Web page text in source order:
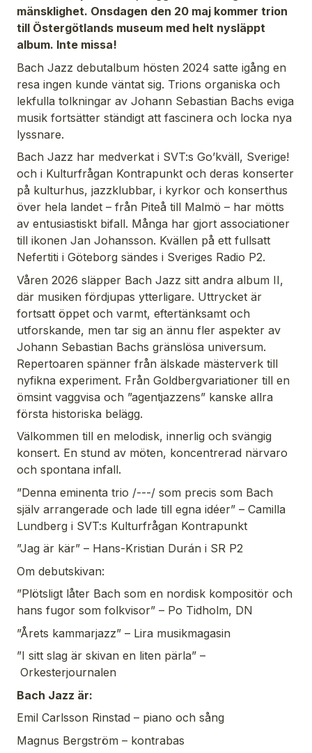
mänsklighet. Onsdagen den 20 maj kommer trion
till Östergötlands museum med helt nysläppt
album. Inte missa!
Bach Jazz debutalbum hösten 2024 satte igång en
resa ingen kunde väntat sig. Trions organiska och
lekfulla tolkningar av Johann Sebastian Bachs eviga
musik fortsätter ständigt att fascinera och locka nya
lyssnare.
Bach Jazz har medverkat i SVT:s Go’kväll, Sverige!
och i Kulturfrågan Kontrapunkt och deras konserter
på kulturhus, jazzklubbar, i kyrkor och konserthus
över hela landet – från Piteå till Malmö – har mötts
av entusiastiskt bifall. Många har gjort associationer
till ikonen Jan Johansson. Kvällen på ett fullsatt
Nefertiti i Göteborg sändes i Sveriges Radio P2.
Våren 2026 släpper Bach Jazz sitt andra album II,
där musiken fördjupas ytterligare. Uttrycket är
fortsatt öppet och varmt, eftertänksamt och
utforskande, men tar sig an ännu fler aspekter av
Johann Sebastian Bachs gränslösa universum.
Repertoaren spänner från älskade mästerverk till
nyfikna experiment. Från Goldbergvariationer till en
ömsint vaggvisa och ”agentjazzens” kanske allra
första historiska belägg.
Välkommen till en melodisk, innerlig och svängig
konsert. En stund av möten, koncentrerad närvaro
och spontana infall.
”Denna eminenta trio /---/ som precis som Bach
själv arrangerade och lade till egna idéer” – Camilla
Lundberg i SVT:s Kulturfrågan Kontrapunkt
”Jag är kär” – Hans-Kristian Durán i SR P2
Om debutskivan:
”Plötsligt låter Bach som en nordisk kompositör och
hans fugor som folkvisor” – Po Tidholm, DN
”Årets kammarjazz” – Lira musikmagasin
”I sitt slag är skivan en liten pärla” –
Orkesterjournalen
Bach Jazz är:
Emil Carlsson Rinstad – piano och sång
Magnus Bergström – kontrabas